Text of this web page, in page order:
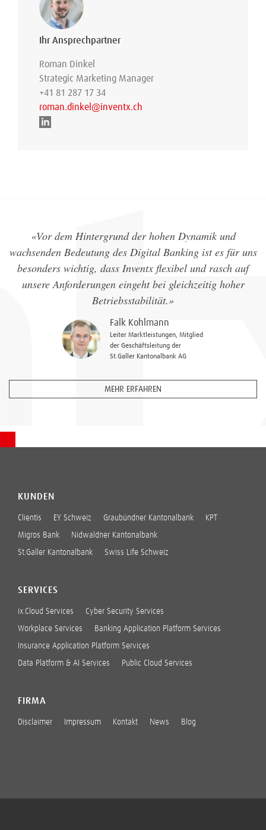
Ihr Ansprechpartner
Roman Dinkel
Strategic Marketing Manager
+41 81 287 17 34
roman.dinkel@inventx.ch
«Vor dem Hintergrund der hohen Dynamik und
wachsenden Bedeutung des Digital Banking ist es für uns
besonders wichtig, dass Inventx flexibel und rasch auf
unsere Anforderungen eingeht bei gleichzeitig hoher
Betriebsstabilität.»
Falk Kohlmann
Leiter Marktleistungen, Mitglied
der Geschäftsleitung der
St.Galler Kantonalbank AG
MEHR ERFAHREN
KUNDEN
Clientis EY Schweiz Graubündner Kantonalbank KPT
Migros Bank Nidwaldner Kantonalbank
St.Galler Kantonalbank Swiss Life Schweiz
SERVICES
ix.Cloud Services Cyber Security Services
Workplace Services Banking Application Platform Services
Insurance Application Platform Services
Data Platform & AI Services Public Cloud Services
FIRMA
Disclaimer Impressum Kontakt News Blog